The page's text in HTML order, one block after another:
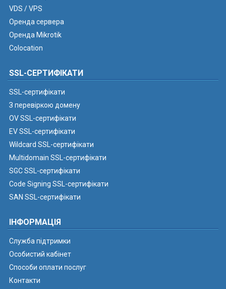
VDS / VPS
Оренда сервера
Оренда Mikrotik
Colocation
SSL-СЕРТИФІКАТИ
SSL-сертифікати
З перевіркою домену
OV SSL-сертифікати
EV SSL-сертифікати
Wildcard SSL-сертифікати
Multidomain SSL-сертифікати
SGC SSL-сертифікати
Code Signing SSL-сертифікати
SAN SSL-сертифікати
ІНФОРМАЦІЯ
Служба підтримки
Особистий кабінет
Способи оплати послуг
Контакти